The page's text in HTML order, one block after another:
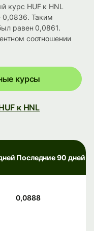
курс HUF к HNL
Таким
равен 0,0861.
соотношении
курсы
к HNL
Последние 90 дней
0,0888